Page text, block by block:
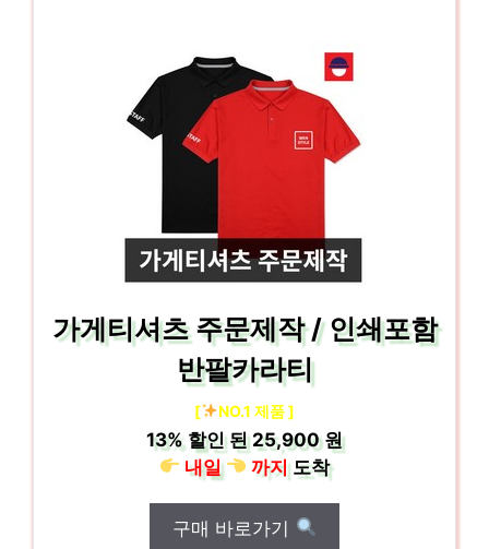
가게티셔츠 주문제작 / 인쇄포함
반팔카라티
[ NO.1 제품 ]
13% 할인 된25,900 원
내일
까지도착
구매 바로가기